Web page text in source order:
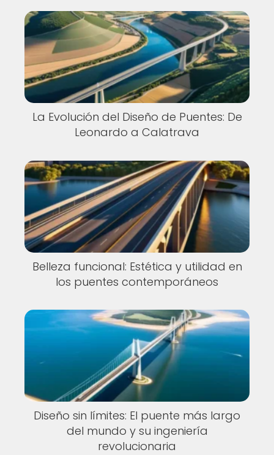
La Evolución del Diseño de Puentes: De
Leonardo a Calatrava
Belleza funcional: Estética y utilidad en
los puentes contemporáneos
Diseño sin límites: El puente más largo
del mundo y su ingeniería
revolucionaria